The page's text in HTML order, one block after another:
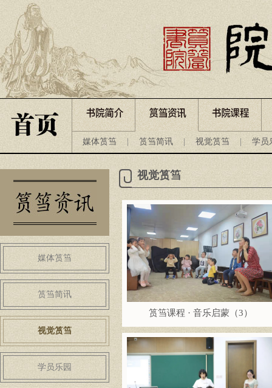
媒体筼筜 筼筜简讯 视觉筼筜 学员
媒体筼筜
筼筜简讯
视觉筼筜
学员乐园
视觉筼筜
筼筜课程 · 音乐启蒙（3）